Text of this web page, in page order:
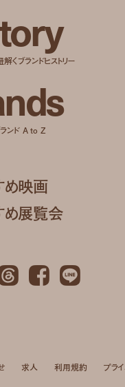
ory
くブランドヒストリー
nds
ランド A to Z
映画
展覧会
Facebook LINE
求人 利用規約 プラ